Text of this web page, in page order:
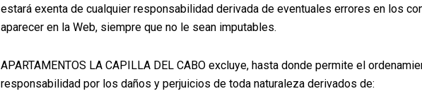
estará exenta de cualquier responsabilidad derivada de eventuales errores en los
aparecer en la Web, siempre que no le sean imputables.
APARTAMENTOS LA CAPILLA DEL CABO excluye, hasta donde permite el
responsabilidad por los daños y perjuicios de toda naturaleza derivados de: